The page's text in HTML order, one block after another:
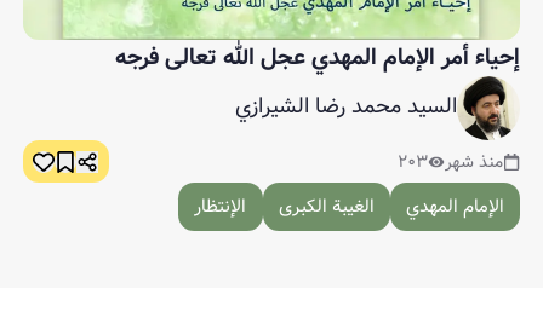
إحياء أمر الإمام المهدي عجل الله تعالى فرجه
السيد محمد رضا الشيرازي
الإمام المهدي الغيبة الكبرى الإنتظار
منذ شهر ٢٠٣